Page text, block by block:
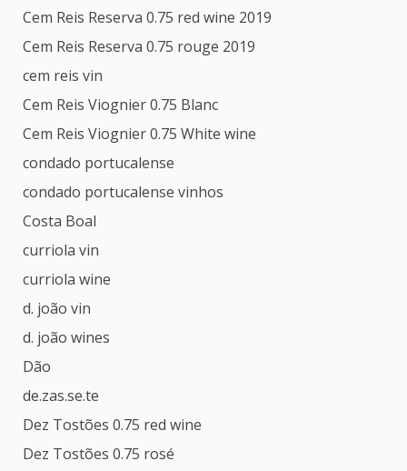
Cem Reis Reserva 0.75 red wine 2019
Cem Reis Reserva 0.75 rouge 2019
cem reis vin
Cem Reis Viognier 0.75 Blanc
Cem Reis Viognier 0.75 White wine
condado portucalense
condado portucalense vinhos
Costa Boal
curriola vin
curriola wine
d. joão vin
d. joão wines
Dão
de.zas.se.te
Dez Tostões 0.75 red wine
Dez Tostões 0.75 rosé